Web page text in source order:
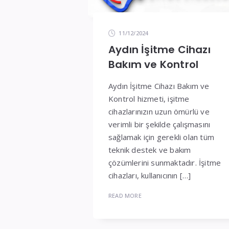
11/12/2024
Aydın İşitme Cihazı
Bakım ve Kontrol
Aydın İşitme Cihazı Bakım ve
Kontrol hizmeti, işitme
cihazlarınızın uzun ömürlü ve
verimli bir şekilde çalışmasını
sağlamak için gerekli olan tüm
teknik destek ve bakım
çözümlerini sunmaktadır. İşitme
cihazları, kullanıcının […]
READ MORE